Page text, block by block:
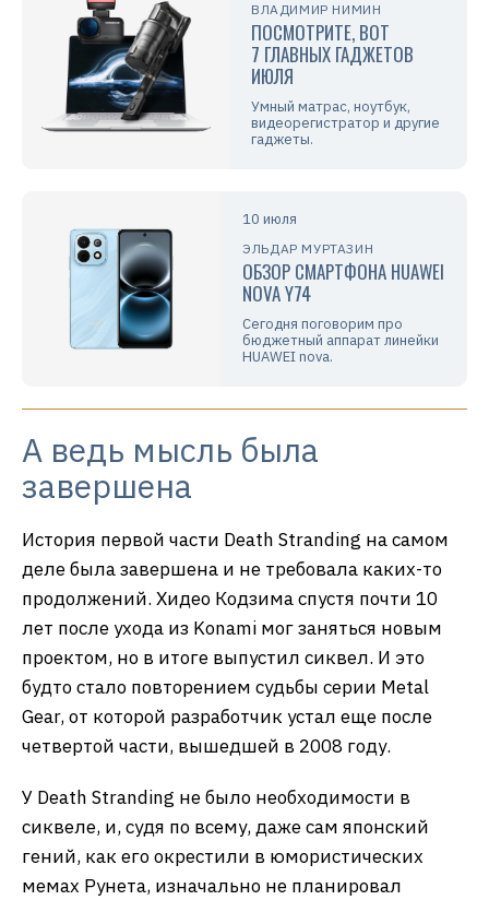
ВЛАДИМИР НИМИН
ПОСМОТРИТЕ, ВОТ
7 ГЛАВНЫХ ГАДЖЕТОВ
ИЮЛЯ
Умный матрас, ноутбук,
видеорегистратор и другие
гаджеты.
10 июля
ЭЛЬДАР МУРТАЗИН
ОБЗОР СМАРТФОНА HUAWEI
NOVA Y74
Сегодня поговорим про
бюджетный аппарат линейки
HUAWEI nova.
А ведь мысль была
завершена
История первой части Death Stranding на самом
деле была завершена и не требовала каких-то
продолжений. Хидео Кодзима спустя почти 10
лет после ухода из Konami мог заняться новым
проектом, но в итоге выпустил сиквел. И это
будто стало повторением судьбы серии Metal
Gear, от которой разработчик устал еще после
четвертой части, вышедшей в 2008 году.
У Death Stranding не было необходимости в
сиквеле, и, судя по всему, даже сам японский
гений, как его окрестили в юмористических
мемах Рунета, изначально не планировал